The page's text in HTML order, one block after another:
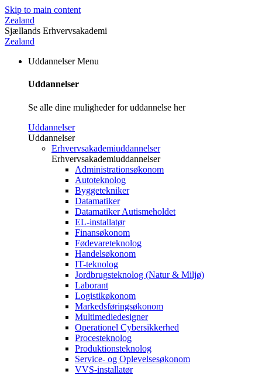
Skip to main content
Zealand
Sjællands Erhvervsakademi
Zealand
Uddannelser Menu
Uddannelser
Se alle dine muligheder for uddannelse her
Uddannelser
Uddannelser
Erhvervsakademiuddannelser
Erhvervsakademiuddannelser
Administrationsøkonom
Autoteknolog
Byggetekniker
Datamatiker
Datamatiker Autismeholdet
EL-installatør
Finansøkonom
Fødevareteknolog
Handelsøkonom
IT-teknolog
Jordbrugsteknolog (Natur & Miljø)
Laborant
Logistikøkonom
Markedsføringsøkonom
Multimediedesigner
Operationel Cybersikkerhed
Procesteknolog
Produktionsteknolog
Service- og Oplevelsesøkonom
VVS-installatør